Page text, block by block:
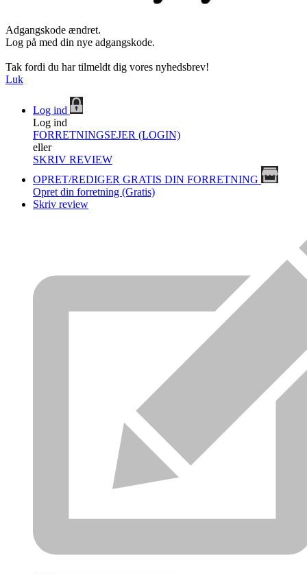
Adgangskode ændret.
Log på med din nye adgangskode.
Tak fordi du har tilmeldt dig vores nyhedsbrev!
Luk
Log ind
Log ind
FORRETNINGSEJER (LOGIN)
eller
SKRIV REVIEW
OPRET/REDIGER GRATIS DIN FORRETNING
Opret din forretning (Gratis)
Skriv review